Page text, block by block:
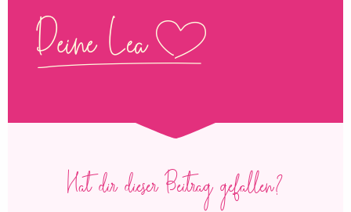
Hat dir dieser Beitrag gefallen?